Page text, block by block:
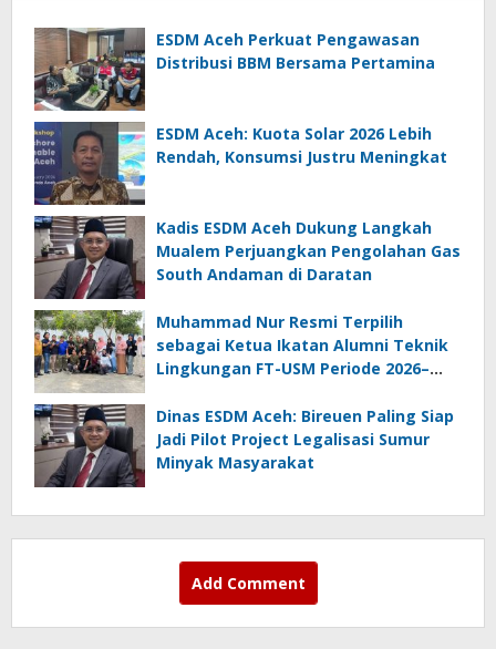
ESDM Aceh Perkuat Pengawasan
Distribusi BBM Bersama Pertamina
ESDM Aceh: Kuota Solar 2026 Lebih
Rendah, Konsumsi Justru Meningkat
Kadis ESDM Aceh Dukung Langkah
Mualem Perjuangkan Pengolahan Gas
South Andaman di Daratan
Muhammad Nur Resmi Terpilih
sebagai Ketua Ikatan Alumni Teknik
Lingkungan FT-USM Periode 2026–
Dinas ESDM Aceh: Bireuen Paling Siap
Jadi Pilot Project Legalisasi Sumur
Minyak Masyarakat
Add Comment